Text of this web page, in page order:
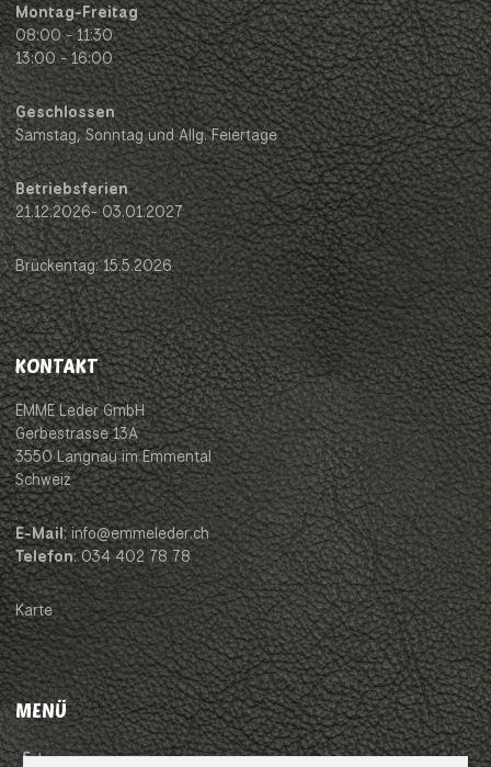
Montag-Freitag
08:00 - 11:30
13:00 - 16:00
Geschlossen
Samstag, Sonntag und Allg. Feiertage
Betriebsferien
21.12.2026- 03.01.2027
Brückentag: 15.5.2026
KONTAKT
EMME Leder GmbH
Gerbestrasse 13A
3550 Langnau im Emmental
Schweiz
E-Mail: info@emmeleder.ch
Telefon: 034 402 78 78
Karte
MENÜ
Impressum